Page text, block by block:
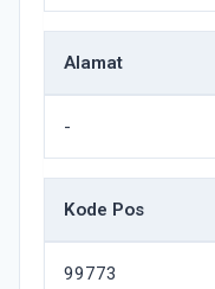
Alamat
-
Kode Pos
99773